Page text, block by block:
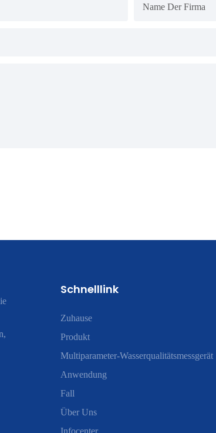
Name Der Firma
Schnelllink
Zuhause
Produkt
Multiparameter-Wasserqualitätsmessgerät
Anwendung
Fall
Über Uns